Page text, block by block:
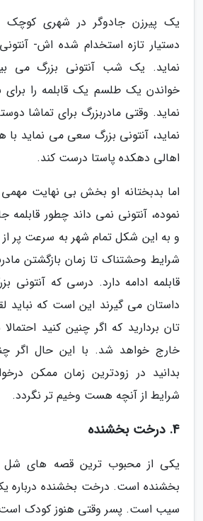
یک پیرزن جادوگر در شهری کوچک در
دستیار تازه استخدام شده اش-
نماید. یک شب آنتونی بزرگ می
خواندن یک طلسم یک قابلمه را برای
نماید. وقتی مادربزرگ برای تماشا
نماید، آنتونی بزرگ سعی می نماید
اهالی دهکده پاستا درست کند.
اما بدبختانه او بخش بی نهایت
نموده، آنتونی نمی داند چطور قابلمه
و به این شکل تمام شهر به سرعت پر
شرایط وحشتناک تا زمان بازگشتن
قابلمه ادامه دارد. درسی که آنتونی
داستان می گیرند این است که نباید
تان بردارید که اگر چنین کنید
خارج خواهد شد. با این حال اگر
بدانید در زودترین زمان ممکن
شرایط از آنچه هست وخیم تر نگردد.
4. درخت بخشنده
یکی از محبوب ترین قصه های شل
بخشنده است. درخت بخشنده
سیب است. پسر وقتی هنوز کودک است